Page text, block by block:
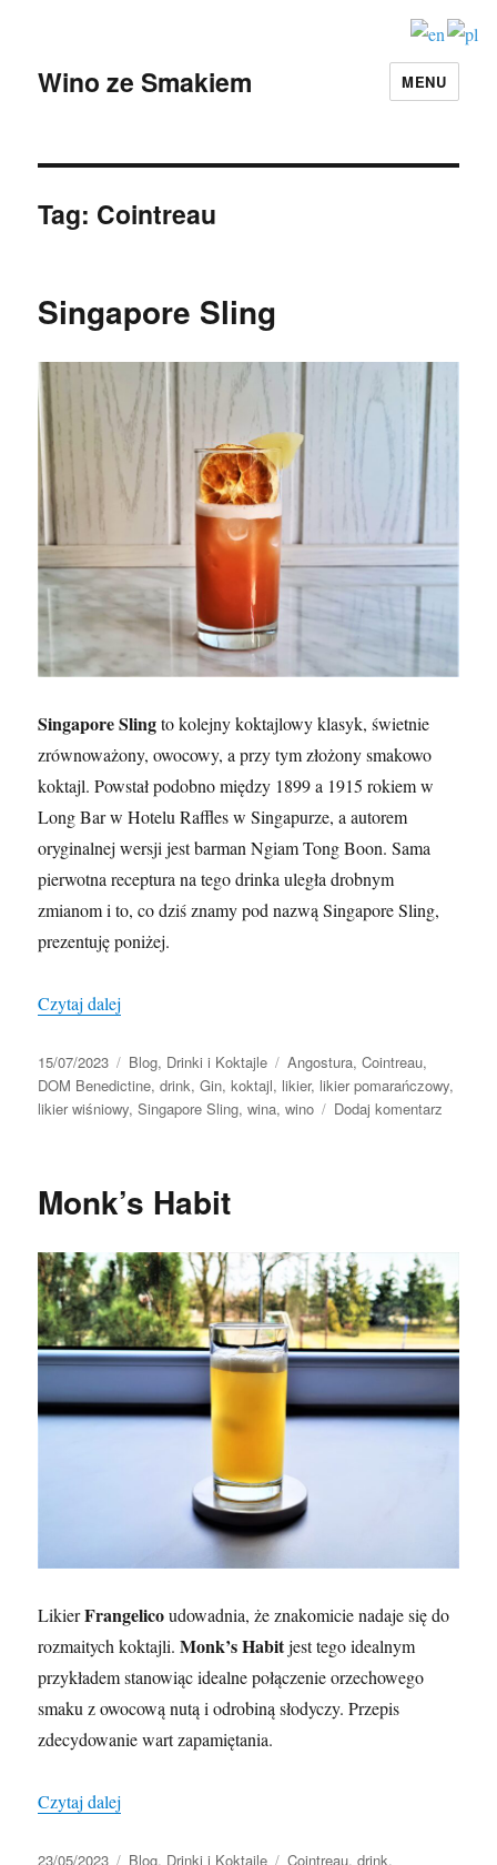
Wino ze Smakiem MENU
Tag: Cointreau
Singapore Sling
Singapore Slingto kolejny koktajlowy klasyk, świetnie
zrównoważony, owocowy, a przy tym złożony smakowo
koktajl. Powstał podobno między 1899 a 1915 rokiem w
Long Bar w Hotelu Raffles w Singapurze, a autorem
oryginalnej wersji jest barman Ngiam Tong Boon. Sama
pierwotna receptura na tego drinka uległa drobnym
zmianom i to, co dziś znamy pod nazwą Singapore Sling,
prezentuję poniżej.
Czytaj dalej
Data
publikacji
15/07/2023 Kategorie
Blog, Drinki i Koktajle Tagi
Angostura,Cointreau,
DOM Benedictine,drink,Gin,koktajl, likier, likier pomarańczowy,
likier wiśniowy,Singapore Sling,wina,wino Dodaj komentarz
Monk’s Habit
LikierFrangelicoudowadnia, że znakomicie nadaje się do
rozmaitych koktajli.Monk’s Habitjest tego idealnym
przykładem stanowiąc idealne połączenie orzechowego
smaku z owocową nutą i odrobiną słodyczy. Przepis
zdecydowanie wart zapamiętania.
Czytaj dalej
Data
23/05/2023 Kategorie
Blog, Drinki i Koktajle Tagi
Cointreau,drink,